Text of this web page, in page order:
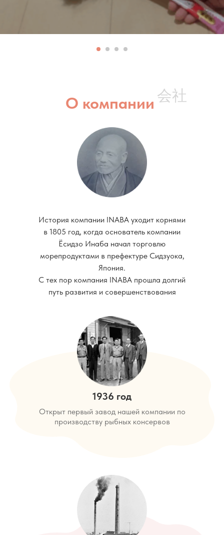
О компании 会社
История компании INABA уходит корнями
в 1805 год, когда основатель компании
Ёсидзо Инаба начал торговлю
морепродуктами в префектуре Сидзуока,
Япония.
С тех пор компания INABA прошла долгий
путь развития и совершенствования
1936 год
Открыт первый завод нашей компании по
производству рыбных консервов